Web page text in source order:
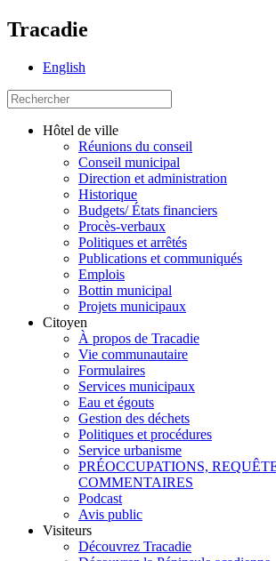
Tracadie
English
Hôtel de ville
Réunions du conseil
Conseil municipal
Direction et administration
Historique
Budgets/ États financiers
Procès-verbaux
Politiques et arrêtés
Publications et communiqués
Emplois
Bottin municipal
Projets municipaux
Citoyen
À propos de Tracadie
Vie communautaire
Formulaires
Services municipaux
Eau et égouts
Gestion des déchets
Politiques et procédures
Service urbanisme
PRÉOCCUPATIONS,
COMMENTAIRES
Podcast
Avis public
Visiteurs
Découvrez Tracadie